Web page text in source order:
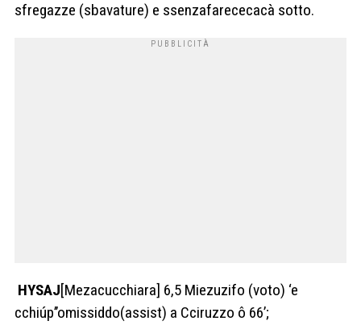
sfregazze (sbavature) e ssenzafarececacà sotto.
HYSAJ[Mezacucchiara] 6,5 Miezuzifo (voto) ‘e
cchiúp’’omissiddo(assist) a Cciruzzo ô 66’;